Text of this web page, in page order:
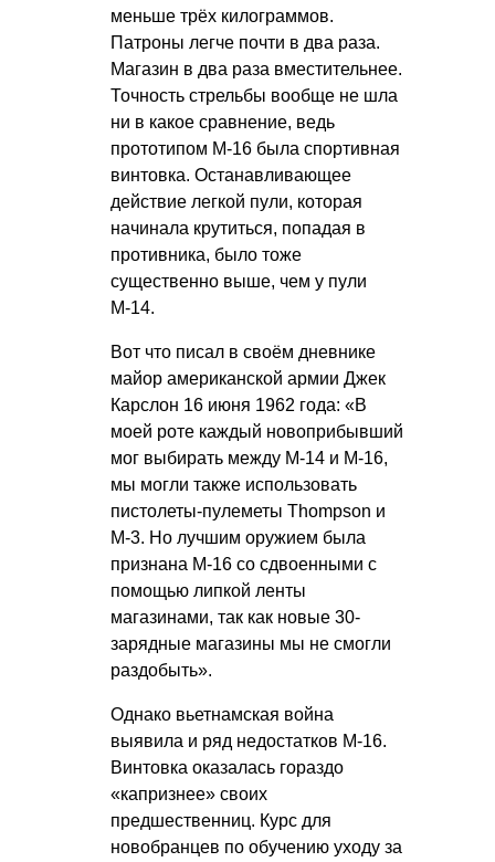
меньше трёх килограммов.
Патроны легче почти в два раза.
Магазин в два раза вместительнее.
Точность стрельбы вообще не шла
ни в какое сравнение, ведь
прототипом М-16 была спортивная
винтовка. Останавливающее
действие легкой пули, которая
начинала крутиться, попадая в
противника, было тоже
существенно выше, чем у пули
М-14.
Вот что писал в своём дневнике
майор американской армии Джек
Карслон 16 июня 1962 года: «В
моей роте каждый новоприбывший
мог выбирать между М-14 и М-16,
мы могли также использовать
пистолеты-пулеметы Thompson и
M-3. Но лучшим оружием была
признана М-16 со сдвоенными с
помощью липкой ленты
магазинами, так как новые 30-
зарядные магазины мы не смогли
раздобыть».
Однако вьетнамская война
выявила и ряд недостатков М-16.
Винтовка оказалась гораздо
«капризнее» своих
предшественниц. Курс для
новобранцев по обучению уходу за